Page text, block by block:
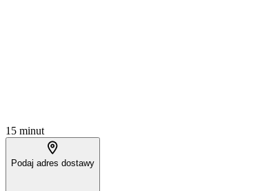
15 minut
Podaj adres dostawy